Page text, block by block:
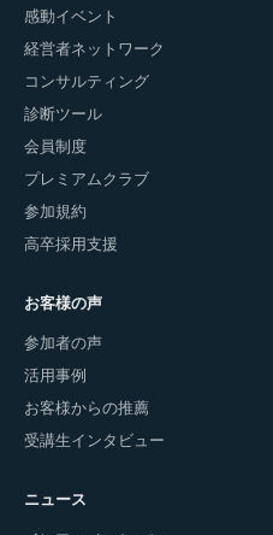
感動イベント
経営者ネットワーク
コンサルティング
診断ツール
会員制度
プレミアムクラブ
参加規約
高卒採用支援
お客様の声
参加者の声
活用事例
お客様からの推薦
受講生インタビュー
ニュース